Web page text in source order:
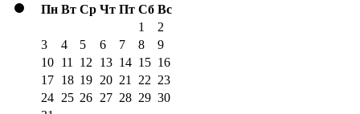
Пн Вт Ср Чт Пт Сб Вс
1
2
3
4 5 6 7 8
9
10 11 12 13 14 15 16
17 18 19 20 21 22 23
24 25 26 27 28 29 30